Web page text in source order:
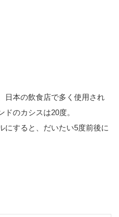
日本の飲食店で多く使用され
のカシスは20度。
にすると、だいたい5度前後に